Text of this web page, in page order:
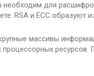
для
RSA и ECC образуют
массивы